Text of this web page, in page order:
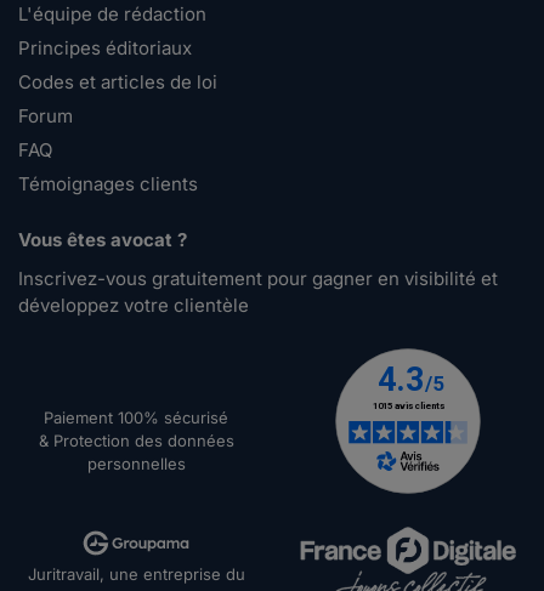
L'équipe de rédaction
Principes éditoriaux
Codes et articles de loi
Forum
FAQ
Témoignages clients
Vous êtes avocat ?
Inscrivez-vous gratuitement pour gagner en visibilité et
développez votre clientèle
Paiement 100% sécurisé
& Protection des données
personnelles
Juritravail, une entreprise du